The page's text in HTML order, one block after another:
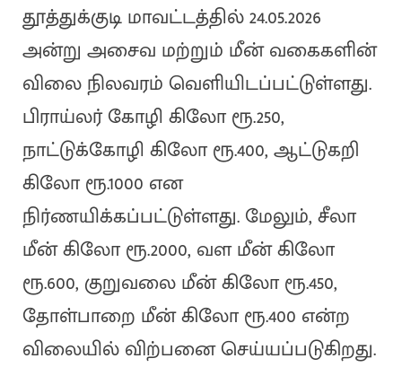
தூத்துக்குடி மாவட்டத்தில் 24.05.2026
அன்று அசைவ மற்றும் மீன் வகைகளின்
விலை நிலவரம் வெளியிடப்பட்டுள்ளது.
பிராய்லர் கோழி கிலோ ரூ.250,
நாட்டுக்கோழி கிலோ ரூ.400, ஆட்டுகறி
கிலோ ரூ.1000 என
நிர்ணயிக்கப்பட்டுள்ளது. மேலும், சீலா
மீன் கிலோ ரூ.2000, வள மீன் கிலோ
ரூ.600, குறுவலை மீன் கிலோ ரூ.450,
தோள்பாறை மீன் கிலோ ரூ.400 என்ற
விலையில் விற்பனை செய்யப்படுகிறது.